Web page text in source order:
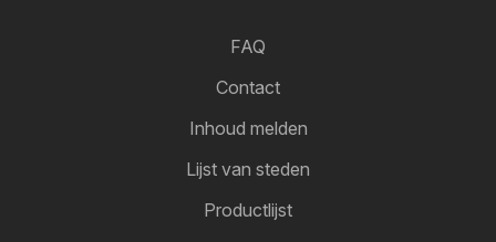
FAQ
Contact
Inhoud melden
Lijst van steden
Productlijst